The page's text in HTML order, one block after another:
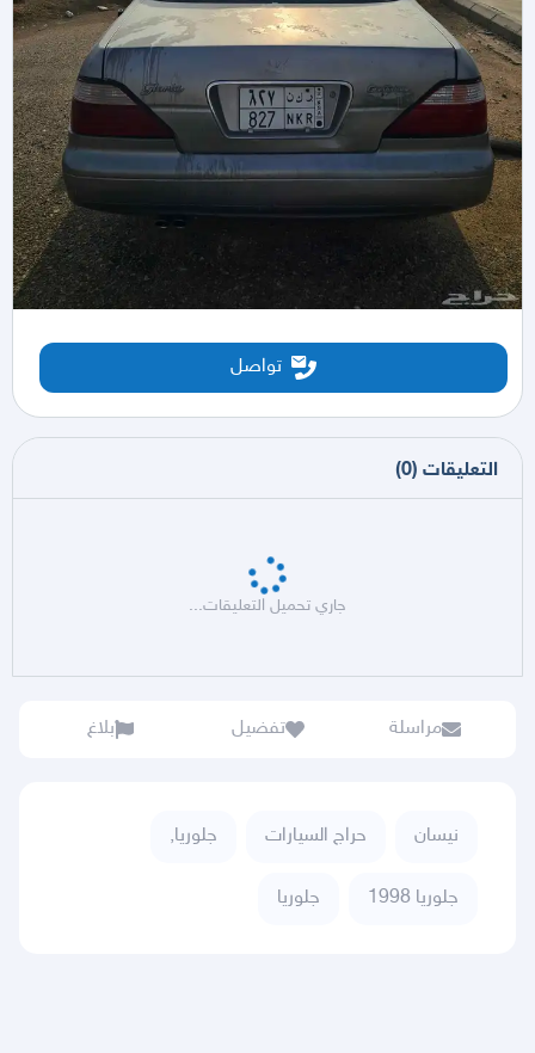
تواصل
التعليقات (
0
)
جاري تحميل التعليقات...
مراسلة تفضيل بلاغ
نيسان حراج السيارات جلوريا,
جلوريا 1998 جلوريا